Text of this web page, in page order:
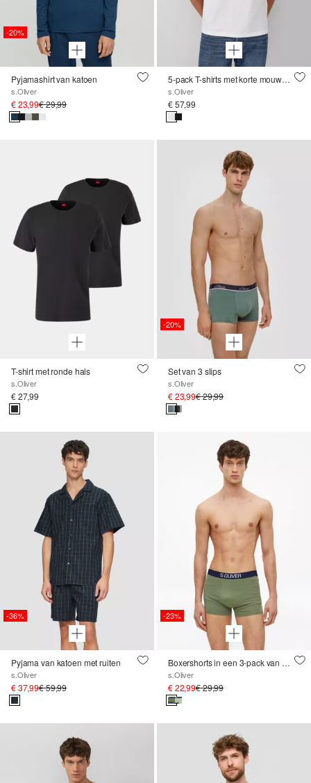
-20%
Pyjamashirt van katoen
s.Oliver
€ 23,99€ 29,99
5-pack T-shirts met korte mouwen van katoenen jersey
s.Oliver
€ 57,99
T-shirt met ronde hals
s.Oliver
€ 27,99
-20%
Set van 3 slips
s.Oliver
€ 23,99€ 29,99
-36%
Pyjama van katoen met ruiten
s.Oliver
€ 37,99€ 59,99
-23%
Boxershorts in een 3-pack van elastisch katoen
s.Oliver
€ 22,99€ 29,99